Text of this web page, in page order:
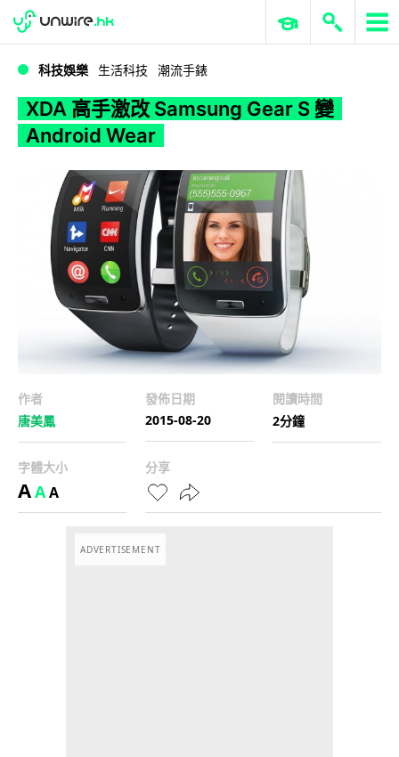
WWDC 2026 ERP 與商業 AI
科技娛樂 生活科技 潮流手錶
XDA 高手激改 Samsung Gear S 變
Android Wear
作者
唐美鳳
發佈日期
2015-08-20
閱讀時間
2分鐘
字體大小
AAA
分享
ADVERTISEMENT